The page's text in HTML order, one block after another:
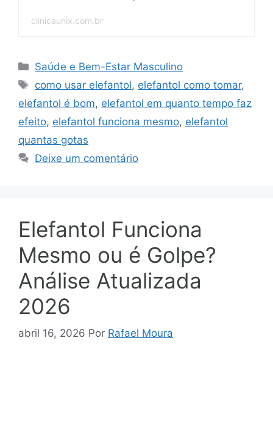
clinicaunix.com.br
Categorias
Saúde e Bem-Estar Masculino
Tags
como usar elefantol, elefantol como tomar,
elefantol é bom, elefantol em quanto tempo faz
efeito, elefantol funciona mesmo, elefantol
quantas gotas
Deixe um comentário
Elefantol Funciona
Mesmo ou é Golpe?
Análise Atualizada
2026
abril 16, 2026 Por Rafael Moura